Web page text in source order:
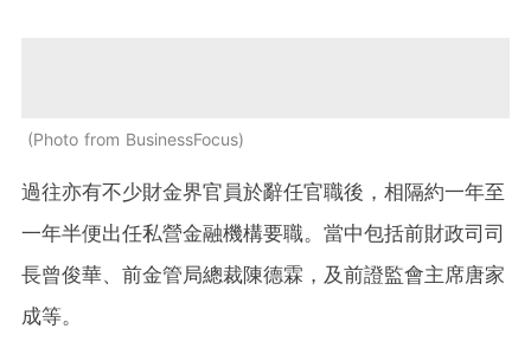
Photo from BusinessFocus
過往亦有不少財金界官員於辭任官職後，相隔約一年至
一年半便出任私營金融機構要職。當中包括前財政司司
長曾俊華、前金管局總裁陳德霖，及前證監會主席唐家
成等。